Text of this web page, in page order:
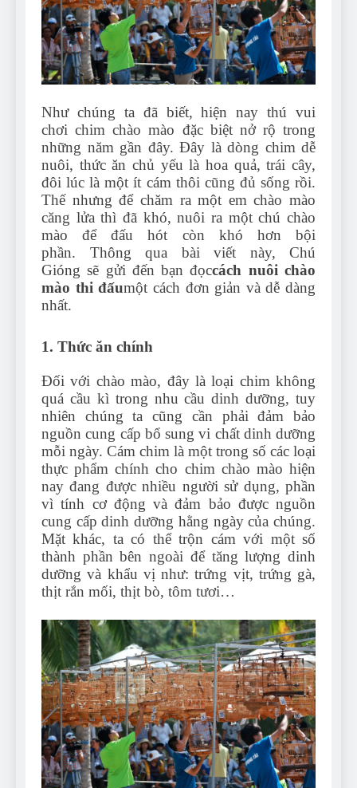
Can Bulldogs Play Fetch?
And How to Train Them!
7 Năm Ago
How Often Do I Need to
Groom My Bulldog
Như chúng ta đã biết, hiện nay thú vui
chơi chim chào mào đặc biệt nở rộ trong
những năm gần đây. Đây là dòng chim dễ
nuôi, thức ăn chủ yếu là hoa quả, trái cây,
đôi lúc là một ít cám thôi cũng đủ sống rồi.
Thế nhưng để chăm ra một em chào mào
căng lửa thì đã khó, nuôi ra một chú chào
mào để đấu hót còn khó hơn bội
phần. Thông qua bài viết này, Chú
Gióng sẽ gửi đến bạn đọccách nuôi chào
mào thi đấumột cách đơn giản và dễ dàng
nhất.
1. Thức ăn chính
Đối với chào mào, đây là loại chim không
quá cầu kì trong nhu cầu dinh dưỡng, tuy
nhiên chúng ta cũng cần phải đảm bảo
nguồn cung cấp bổ sung vi chất dinh dưỡng
mỗi ngày. Cám chim là một trong số các loại
thực phẩm chính cho chim chào mào hiện
nay đang được nhiều người sử dụng, phần
vì tính cơ động và đảm bảo được nguồn
cung cấp dinh dưỡng hằng ngày của chúng.
Mặt khác, ta có thể trộn cám với một số
thành phần bên ngoài để tăng lượng dinh
dưỡng và khẩu vị như: trứng vịt, trứng gà,
thịt rắn mối, thịt bò, tôm tươi…